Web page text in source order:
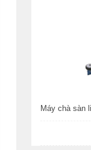
Máy chà sàn